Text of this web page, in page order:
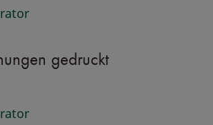
gedruckt